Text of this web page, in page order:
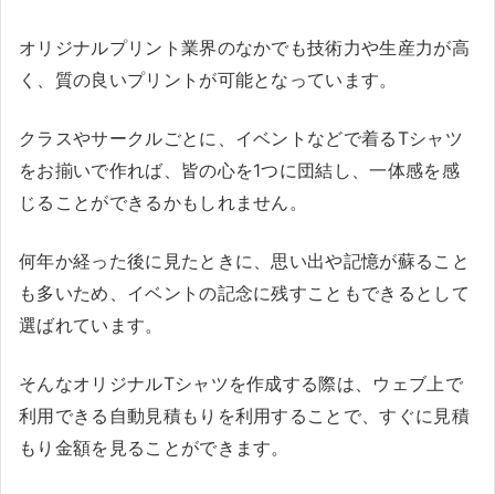
オリジナルプリント業界のなかでも技術力や生産力が高
く、質の良いプリントが可能となっています。
クラスやサークルごとに、イベントなどで着るTシャツ
をお揃いで作れば、皆の心を1つに団結し、一体感を感
じることができるかもしれません。
何年か経った後に見たときに、思い出や記憶が蘇ること
も多いため、イベントの記念に残すこともできるとして
選ばれています。
そんなオリジナルTシャツを作成する際は、ウェブ上で
利用できる自動見積もりを利用することで、すぐに見積
もり金額を見ることができます。